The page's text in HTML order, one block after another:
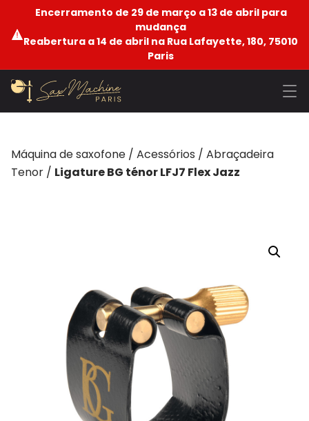
Encerramento de 29 de março a 13 de abril para
mudança
Reabertura a 14 de abril na Rua Lafayette, 180, 75010
Paris
Máquina de saxofone / Acessórios / Abraçadeira
Tenor / Ligature BG ténor LFJ7 Flex Jazz